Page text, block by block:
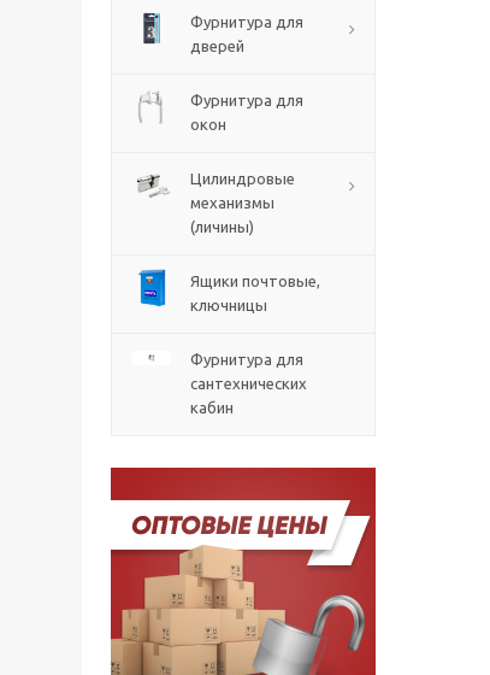
Фурнитура для
дверей
Фурнитура для
окон
Цилиндровые
механизмы
(личины)
Ящики почтовые,
ключницы
Фурнитура для
сантехнических
кабин